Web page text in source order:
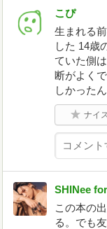
こぴ
生まれる
した 14歳
ていた側
断がよく
しかった
ナイ
SHINee
この本の
る。でも